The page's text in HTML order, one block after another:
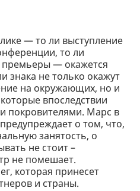
— то ли выступление
то ли
— окажется
знака не только окажут
на окружающих, но и
впоследствии
покровителями. Марс в
о том, что,
занятость, о
не стоит –
не помешает.
которая принесет
и страны.